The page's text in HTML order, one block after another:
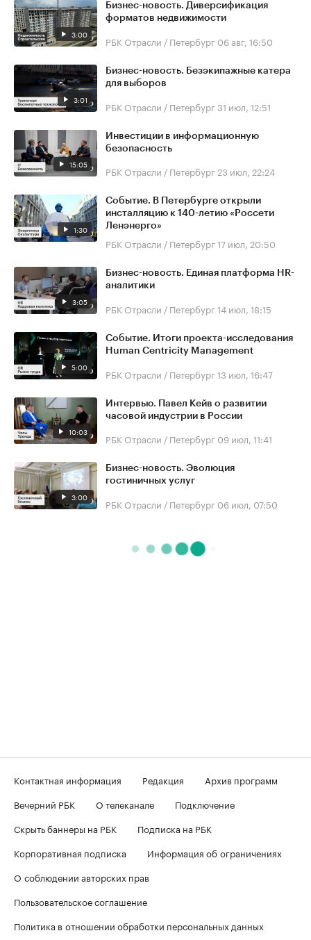
3:00
Бизнес-новость. Диверсификация
форматов недвижимости
РБК Отрасли / Петербург 06 авг, 16:50
3:01
Бизнес-новость. Безэкипажные катера
для выборов
РБК Отрасли / Петербург31 июл, 12:51
15:05
Инвестиции в информационную
безопасность
РБК Отрасли / Петербург 23 июл, 22:24
1:30
Событие. В Петербурге открыли
инсталляцию к 140-летию «Россети
Ленэнерго»
РБК Отрасли / Петербург17 июл, 20:50
3:05
Бизнес-новость. Единая платформа HR-
аналитики
РБК Отрасли / Петербург14 июл, 18:15
5:00
Событие. Итоги проекта-исследования
Human Centricity Management
РБК Отрасли / Петербург13 июл, 16:47
10:03
Интервью. Павел Кейв о развитии
часовой индустрии в России
РБК Отрасли / Петербург 09 июл, 11:41
3:00
Бизнес-новость. Эволюция
гостиничных услуг
РБК Отрасли / Петербург 06 июл, 07:50
Контактная информация Редакция
Архив программ
Вечерний РБК
О телеканале
Подключение
Скрыть баннеры на РБК
Подписка на РБК
Корпоративная подписка
Информация об ограничениях
О соблюдении авторских прав
Пользовательское соглашение
Политика в отношении обработки персональных данных